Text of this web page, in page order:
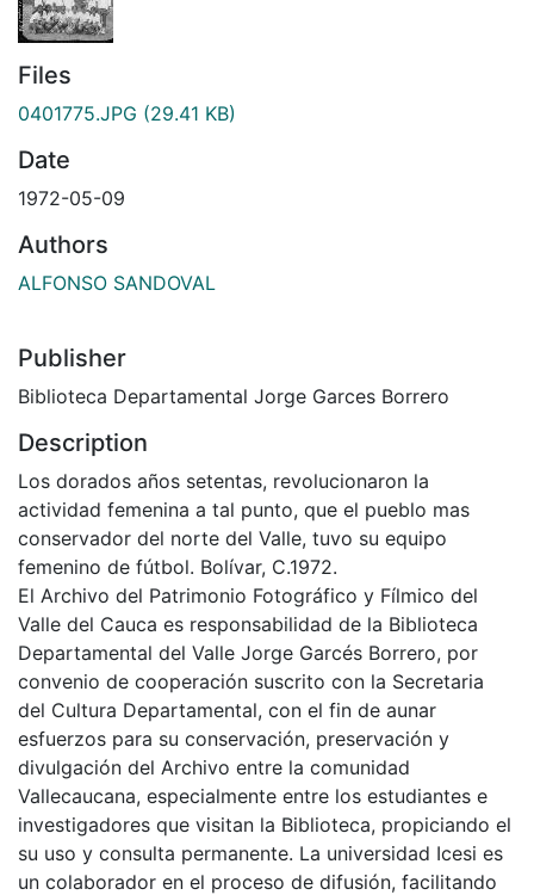
Files
0401775.JPG (29.41 KB)
Date
1972-05-09
Authors
ALFONSO SANDOVAL
Publisher
Biblioteca Departamental Jorge Garces Borrero
Description
Los dorados años setentas, revolucionaron la
actividad femenina a tal punto, que el pueblo mas
conservador del norte del Valle, tuvo su equipo
femenino de fútbol. Bolívar, C.1972.
El Archivo del Patrimonio Fotográfico y Fílmico del
Valle del Cauca es responsabilidad de la Biblioteca
Departamental del Valle Jorge Garcés Borrero, por
convenio de cooperación suscrito con la Secretaria
del Cultura Departamental, con el fin de aunar
esfuerzos para su conservación, preservación y
divulgación del Archivo entre la comunidad
Vallecaucana, especialmente entre los estudiantes e
investigadores que visitan la Biblioteca, propiciando el
su uso y consulta permanente. La universidad Icesi es
un colaborador en el proceso de difusión, facilitando